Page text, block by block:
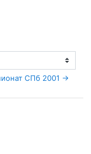
СПб 2001 →